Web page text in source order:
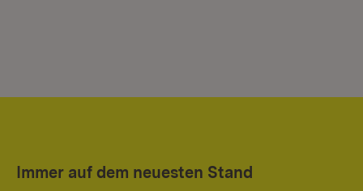
Immer auf dem neuesten Stand